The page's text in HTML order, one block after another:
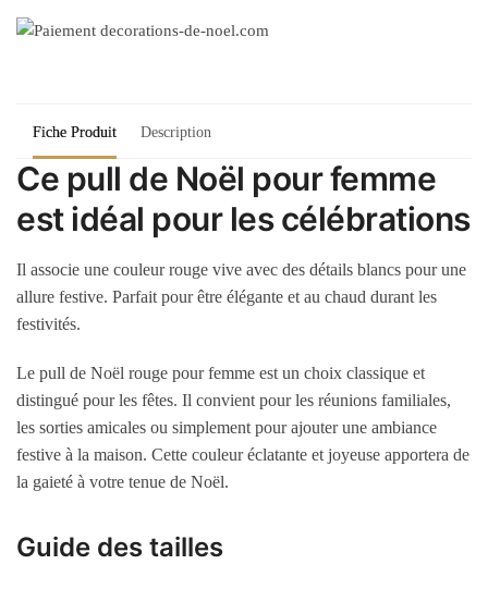
Fiche Produit Description
Ce pull de Noël pour femme
est idéal pour les célébrations
Il associe une couleur rouge vive avec des détails blancs pour une
allure festive. Parfait pour être élégante et au chaud durant les
festivités.
Le pull de Noël rouge pour femme est un choix classique et
distingué pour les fêtes. Il convient pour les réunions familiales,
les sorties amicales ou simplement pour ajouter une ambiance
festive à la maison. Cette couleur éclatante et joyeuse apportera de
la gaieté à votre tenue de Noël.
Guide des tailles